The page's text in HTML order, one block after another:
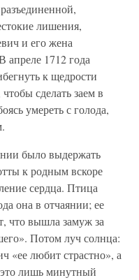
лишения,
и его жена
апреле 1712 года
к щедрости
сделать заем в
умереть с голода,
было выдержать
к родным вскоре
сердца. Птица
она в отчаянии; ее
что вышла замуж за
Потом луч солнца:
«ее любит страстно», а
лишь минутный